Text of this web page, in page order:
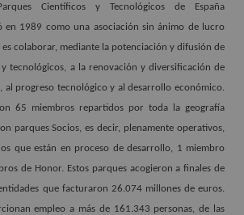
Científicos y Tecnológicos de España
en 1989 como una asociación sin ánimo de lucro
colaborar, mediante la potenciación y difusión de
tecnológicos, a la renovación y diversificación de
al progreso tecnológico y al desarrollo económico.
65 miembros repartidos por toda la geografía
parques Socios, es decir, plenamente operativos,
que están en proceso de desarrollo, 1 miembro
de Honor. Estos parques acogieron a finales de
que facturaron 26.074 millones de euros.
empleo a más de 161.343 personas, de las